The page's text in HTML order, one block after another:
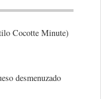
Cocotte Minute)
desmenuzado